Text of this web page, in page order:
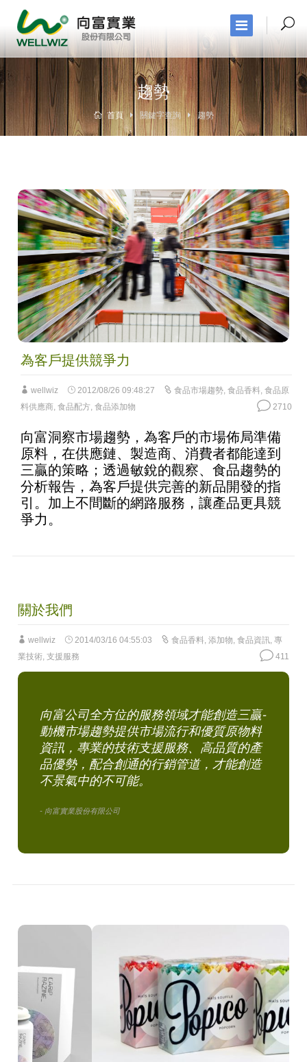
趨勢
首頁 關鍵字查詢 趨勢
為客戶提供競爭力
wellwiz 2012/08/26 09:48:27 食品市場趨勢, 食品香料, 食品原
料供應商, 食品配方, 食品添加物 2710
向富洞察市場趨勢，為客戶的市場佈局準備
原料，在供應鏈、製造商、消費者都能達到
三贏的策略；透過敏銳的觀察、食品趨勢的
分析報告，為客戶提供完善的新品開發的指
引。加上不間斷的網路服務，讓產品更具競
爭力。
關於我們
wellwiz 2014/03/16 04:55:03 食品香料, 添加物, 食品資訊, 專
業技術, 支援服務 411
向富公司全方位的服務領域才能創造三贏-
動機市場趨勢提供市場流行和優質原物料
資訊，專業的技術支援服務、高品質的產
品優勢，配合創通的行銷管道，才能創造
不景氣中的不可能。
- 向富實業股份有限公司